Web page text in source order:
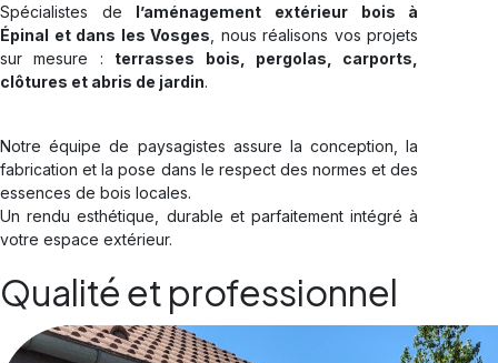
Spécialistes de l’aménagement extérieur bois à
Épinal et dans les Vosges , nous réalisons vos projets
sur mesure : terrasses bois, pergolas, carports,
clôtures et abris de jardin.
Notre équipe de paysagistes assure la conception, la
fabrication et la pose dans le respect des normes et des
essences de bois locales.
Un rendu esthétique, durable et parfaitement intégré à
votre espace extérieur.
Qualité et professionnel